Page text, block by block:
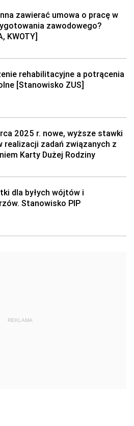
zawierać umowa o pracę w
zawodowego?
KWOTY]
rehabilitacyjne a potrącenia
[Stanowisko ZUS]
2025 r. nowe, wyższe stawki
realizacji zadań związanych z
Karty Dużej Rodziny
dla byłych wójtów i
Stanowisko PIP
REKLAMA